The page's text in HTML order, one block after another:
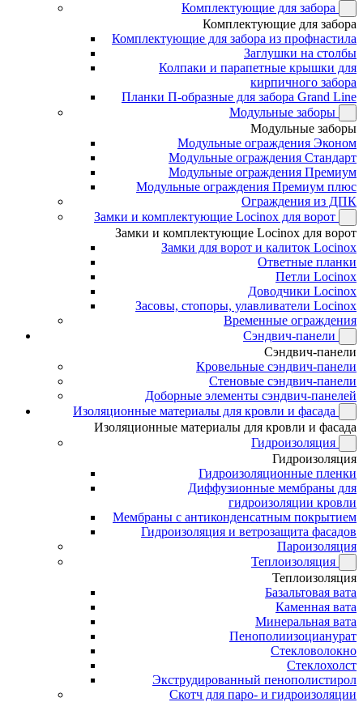
Комплектующие для забора
Комплектующие для забора
Комплектующие для забора из профнастила
Заглушки на столбы
Колпаки и парапетные крышки для
кирпичного забора
Планки П-образные для забора Grand Line
Модульные заборы
Модульные заборы
Модульные ограждения Эконом
Модульные ограждения Стандарт
Модульные ограждения Премиум
Модульные ограждения Премиум плюс
Ограждения из ДПК
Замки и комплектующие Locinox для ворот
Замки и комплектующие Locinox для ворот
Замки для ворот и калиток Locinox
Ответные планки
Петли Locinox
Доводчики Locinox
Засовы, стопоры, улавливатели Locinox
Временные ограждения
Сэндвич-панели
Сэндвич-панели
Кровельные сэндвич-панели
Стеновые сэндвич-панели
Доборные элементы сэндвич-панелей
Изоляционные материалы для кровли и фасада
Изоляционные материалы для кровли и фасада
Гидроизоляция
Гидроизоляция
Гидроизоляционные пленки
Диффузионные мембраны для
гидроизоляции кровли
Мембраны с антиконденсатным покрытием
Гидроизоляция и ветрозащита фасадов
Пароизоляция
Теплоизоляция
Теплоизоляция
Базальтовая вата
Каменная вата
Минеральная вата
Пенополиизоцианурат
Стекловолокно
Стеклохолст
Экструдированный пенополистирол
Скотч для паро- и гидроизоляции